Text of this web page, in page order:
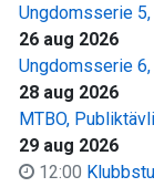
Ungdomsserie
26 aug 2026
Ungdomsserie
28 aug 2026
MTBO,
29 aug 2026
12:00